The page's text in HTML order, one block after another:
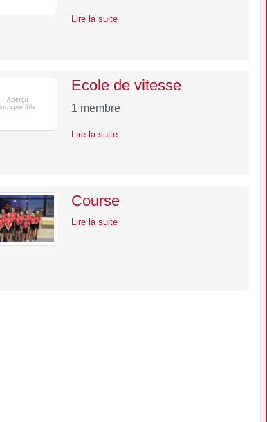
Lire la suite
Ecole de vitesse
1 membre
Lire la suite
Course
Lire la suite